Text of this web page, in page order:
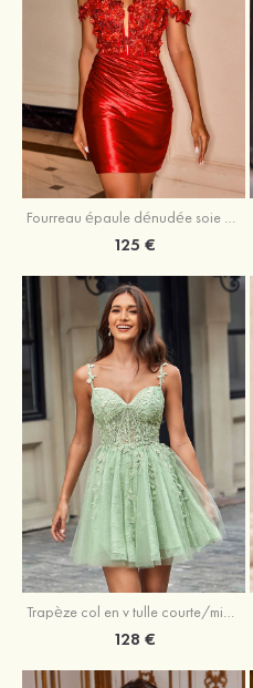
Fourreau épaule dénudée soie comme du satin courte/mini robe de fête de la rentrée
125 €
Trapèze col en v tulle courte/mini robe de fête de la rentrée avec perles
128 €